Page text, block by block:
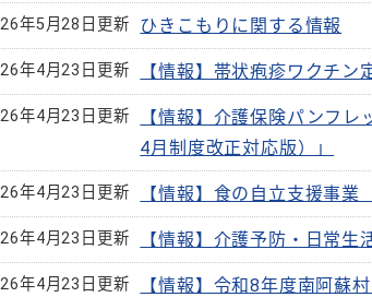
年5月28日更新 ひきこもりに関する情報
年4月23日更新 【情報】帯状疱疹ワクチン
年4月23日更新
【情報】介護保険パンフ
4月制度改正対応版）」
年4月23日更新 【情報】食の自立支援事業
年4月23日更新 【情報】介護予防・日常
年4月23日更新
【情報】令和8年度南阿蘇